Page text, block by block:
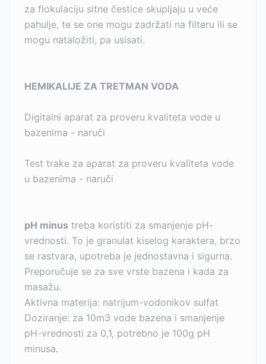
za flokulaciju sitne čestice skupljaju u veće
pahulje, te se one mogu zadržati na filteru ili se
mogu nataložiti, pa usisati.
HEMIKALIJE ZA TRETMAN VODA
Digitalni aparat za proveru kvaliteta vode u
bazenima - naruči
Test trake za aparat za proveru kvaliteta vode
u bazenima - naruči
pH minus treba koristiti za smanjenje pH-
vrednosti. To je granulat kiselog karaktera, brzo
se rastvara, upotreba je jednostavna i sigurna.
Preporučuje se za sve vrste bazena i kada za
masažu.
Aktivna materija: natrijum-vodonikov sulfat
Doziranje: za 10m3 vode bazena i smanjenje
pH-vrednosti za 0,1, potrebno je 100g pH
minusa.